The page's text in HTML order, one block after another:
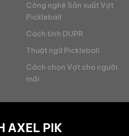
Công nghệ Sản xuất Vợt
Pickleball
Cách tính DUPR
Thuật ngữ Pickleball
Cách chọn Vợt cho người
mới
AXEL PIK